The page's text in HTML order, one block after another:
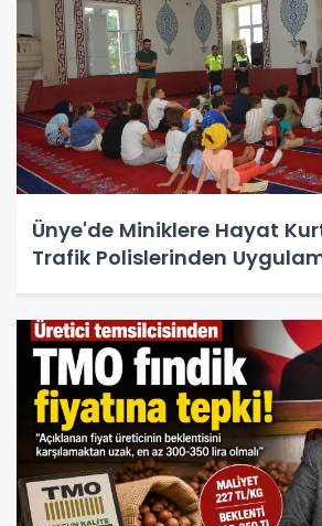
Ünye'de Miniklere Hayat
Trafik Polislerinden